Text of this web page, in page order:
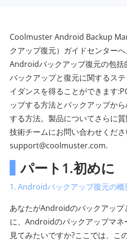
Coolmuster Android Backup
クアップ復元）ガイドセンターへ
Androidバックアップ復元の包
バックアップと復元に関するス
イダンスを得ることができます
ップする方法とバックアップか
する方法。製品についてさらに
技術チームにお問い合わせくださ
support@coolmuster.com.
パート1.初めに
1. Androidバックアップ復元の概
あなたがAndroidのバックアップ
に、Androidのバックアップマネ
見てみたいですか?ここでは、